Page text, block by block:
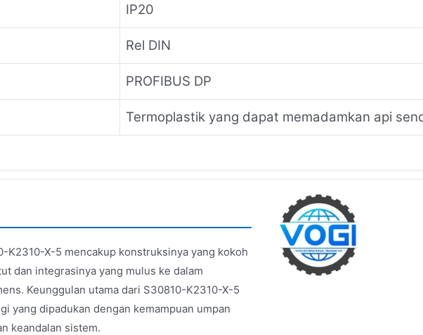
IP20
Rel DIN
PROFIBUS DP
Termoplastik yang dapat memadamkan api
K2310-X-5 mencakup konstruksinya yang kokoh
dan integrasinya yang mulus ke dalam
Keunggulan utama dari S30810-K2310-X-5
yang dipadukan dengan kemampuan umpan
keandalan sistem.